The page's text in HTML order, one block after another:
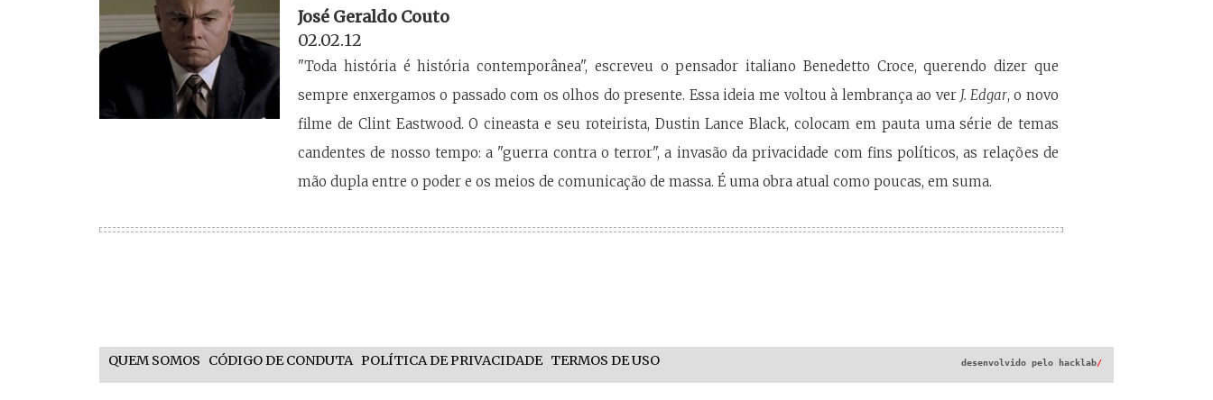
José Geraldo Couto
02.02.12
"Toda história é história contemporânea", escreveu o pensador italiano Benedetto Croce, querendo dizer que
sempre enxergamos o passado com os olhos do presente. Essa ideia me voltou à lembrança ao ver J. Edgar, o novo
filme de Clint Eastwood. O cineasta e seu roteirista, Dustin Lance Black, colocam em pauta uma série de temas
candentes de nosso tempo: a "guerra contra o terror", a invasão da privacidade com fins políticos, as relações de
mão dupla entre o poder e os meios de comunicação de massa. É uma obra atual como poucas, em suma.
QUEM SOMOS CÓDIGO DE CONDUTA POLÍTICA DE PRIVACIDADE TERMOS DE USO desenvolvido pelo hacklab/